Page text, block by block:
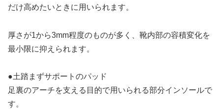
だけ高めたいときに用いられます。
厚さが1から3mm程度のものが多く、靴内部の容積変化を
最小限に抑えられます。
●土踏まずサポートのパッド
足裏のアーチを支える目的で用いられる部分インソールで
す。